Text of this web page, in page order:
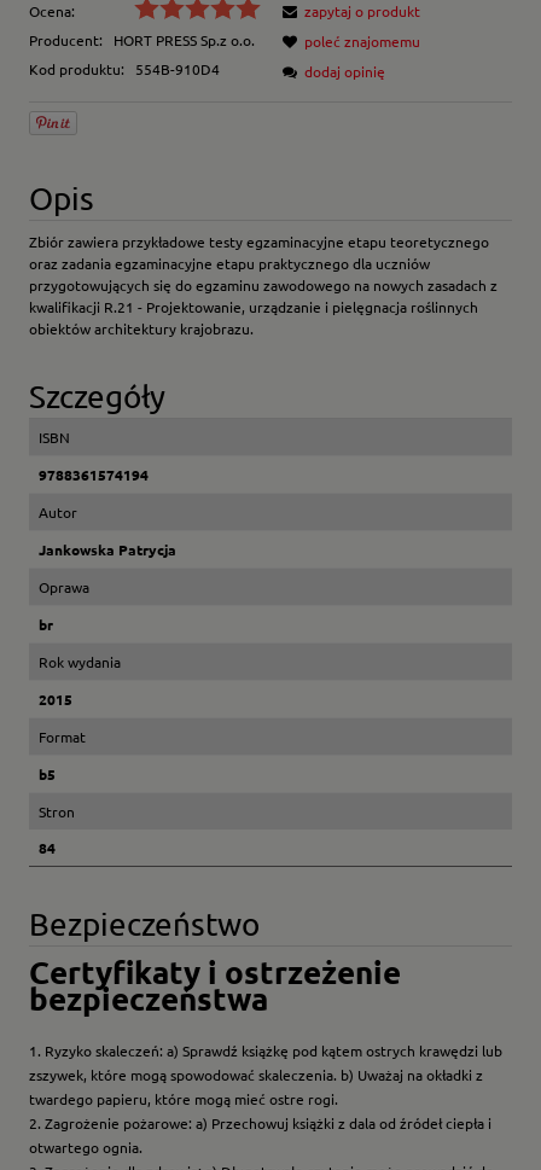
Ocena:
Producent:
HORT PRESS Sp.z o.o.
Kod produktu:
554B-910D4
zapytaj o produkt
poleć znajomemu
dodaj opinię
Opis
Zbiór zawiera przykładowe testy egzaminacyjne etapu teoretycznego
oraz zadania egzaminacyjne etapu praktycznego dla uczniów
przygotowujących się do egzaminu zawodowego na nowych zasadach z
kwalifikacji R.21 - Projektowanie, urządzanie i pielęgnacja roślinnych
obiektów architektury krajobrazu.
Szczegóły
ISBN
9788361574194
Autor
Jankowska Patrycja
Oprawa
br
Rok wydania
2015
Format
b5
Stron
84
Bezpieczeństwo
Certyfikaty i ostrzeżenie
bezpieczeństwa
1. Ryzyko skaleczeń: a) Sprawdź książkę pod kątem ostrych krawędzi lub
zszywek, które mogą spowodować skaleczenia. b) Uważaj na okładki z
twardego papieru, które mogą mieć ostre rogi.
2. Zagrożenie pożarowe: a) Przechowuj książki z dala od źródeł ciepła i
otwartego ognia.